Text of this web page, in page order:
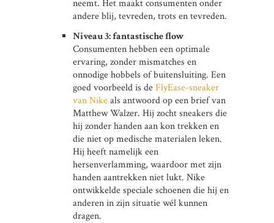
neemt. Het maakt consumenten onder
andere blij, tevreden, trots en tevreden.
Niveau 3: fantastische flow
Consumenten hebben een optimale
ervaring, zonder mismatches en
onnodige hobbels of buitensluiting. Een
goed voorbeeld is deFlyEase-sneaker
van Nikeals antwoord op een brief van
Matthew Walzer. Hij zocht sneakers die
hij zonder handen aan kon trekken en
die niet op medische materialen leken.
Hij heeft namelijk een
hersenverlamming, waardoor met zijn
handen aantrekken niet lukt. Nike
ontwikkelde speciale schoenen die hij en
anderen in zijn situatie wél kunnen
dragen.